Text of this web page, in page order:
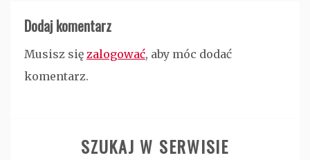
Dodaj komentarz
Musisz się zalogować, aby móc dodać
komentarz.
SZUKAJ W SERWISIE